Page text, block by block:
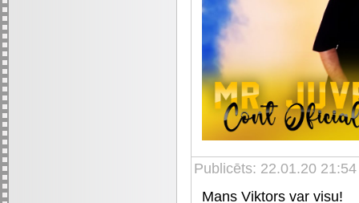
Publicēts: 22.01.20 21:54
Mans Viktors var visu!